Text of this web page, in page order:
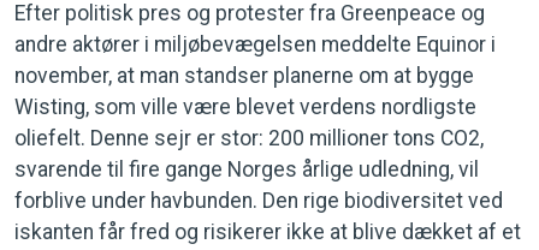
Efter politisk pres og protester fra Greenpeace og
andre aktører i miljøbevægelsen meddelte Equinor i
november, at man standser planerne om at bygge
Wisting, som ville være blevet verdens nordligste
oliefelt. Denne sejr er stor: 200 millioner tons CO2,
svarende til fire gange Norges årlige udledning, vil
forblive under havbunden. Den rige biodiversitet ved
iskanten får fred og risikerer ikke at blive dækket af et